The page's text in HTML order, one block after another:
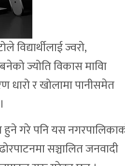
विद्यार्थीलाई ज्वरो,
ज्योति विकास माविा
धारो र खोलामा पानीसमेत
हुने गरे पनि यस
सञ्चालित जनवादी